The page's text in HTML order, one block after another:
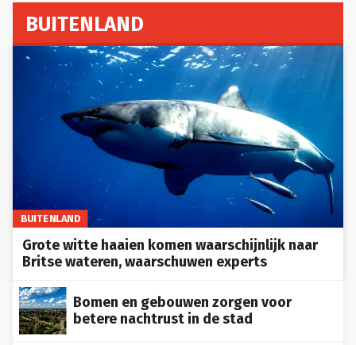
BUITENLAND
BUITENLAND
Grote witte haaien komen waarschijnlijk naar
Britse wateren, waarschuwen experts
Bomen en gebouwen zorgen voor
betere nachtrust in de stad